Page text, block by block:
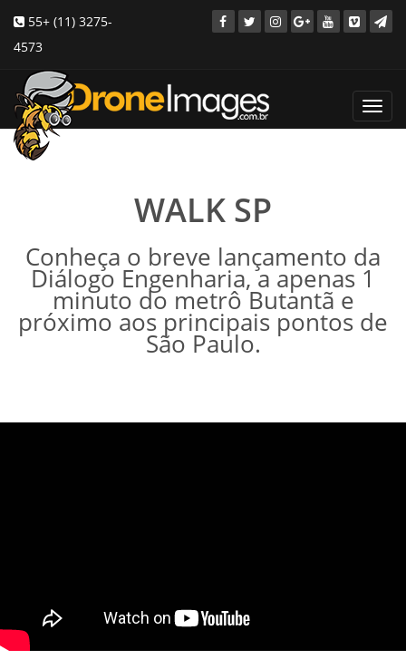
55+ (11) 3275-
4573
WALK SP
Conheça o breve lançamento da
Diálogo Engenharia, a apenas 1
minuto do metrô Butantã e
próximo aos principais pontos de
São Paulo.